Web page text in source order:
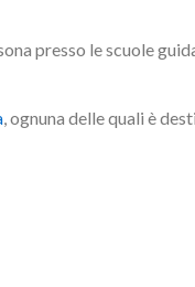
presso le scuole guida
, ognuna delle quali è